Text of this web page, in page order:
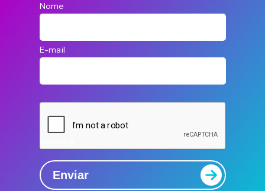
Nome
E-mail
Enviar